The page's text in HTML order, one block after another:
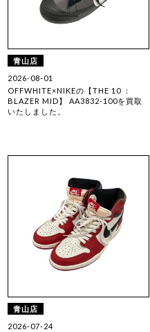
青山店
2026-08-01
OFFWHITE×NIKEの【THE 10 ：
BLAZER MID】 AA3832-100を買取
いたしました。
青山店
2026-07-24